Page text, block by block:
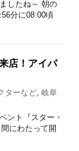
したね～ 朝の
分に08:00頃
店！アイパ
ターなど, 岐阜
ント『スター・
にわたって開